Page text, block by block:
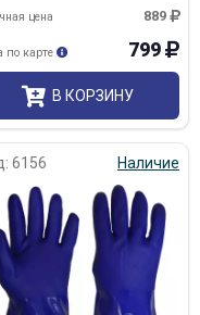
889
цена
799
по карте
В КОРЗИНУ
6156 Наличие